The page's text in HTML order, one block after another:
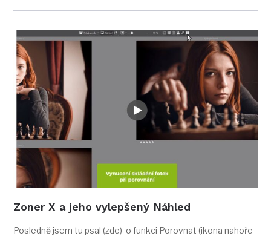
Zoner X a jeho vylepšený Náhled
Posledně jsem tu psal (zde) o funkci Porovnat (ikona nahoře